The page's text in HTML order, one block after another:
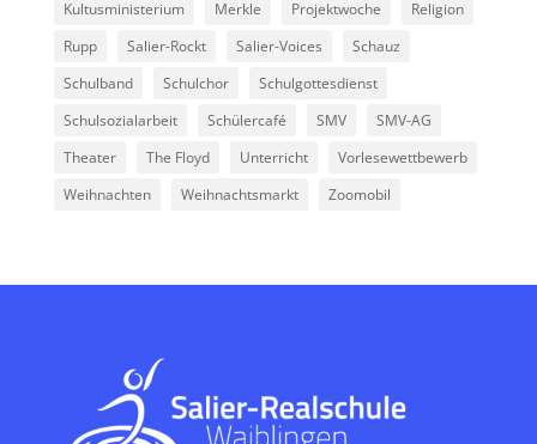
Kultusministerium
Merkle Projektwoche
Religion
Rupp
Salier-Rockt Salier-Voices
Schauz
Schulband
Schulchor
Schulgottesdienst
Schulsozialarbeit
Schülercafé SMV
SMV-AG
Theater
The Floyd Unterricht
Vorlesewettbewerb
Weihnachten
Weihnachtsmarkt Zoomobil